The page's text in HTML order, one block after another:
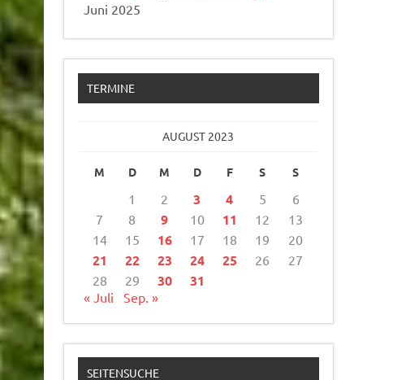
Juni 2025
TERMINE
AUGUST 2023
M D M D F S S
1 2 3 4 5
6
7
8 9 10 11 12
13
14
15 16 17 18 19 20
21 22 23 24 25 26
27
28
29 30 31
« Juli Sep. »
SEITENSUCHE